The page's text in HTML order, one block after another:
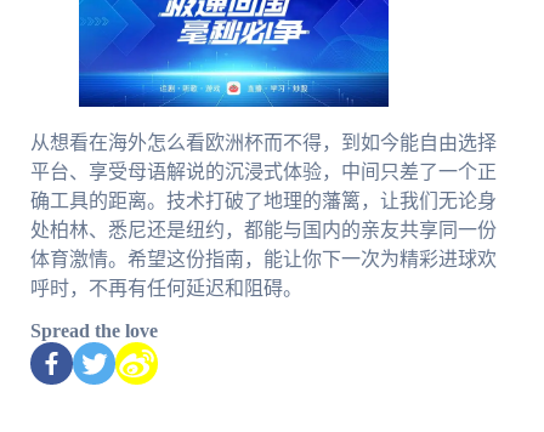
从想看在海外怎么看欧洲杯而不得，到如今能自由选择
平台、享受母语解说的沉浸式体验，中间只差了一个正
确工具的距离。技术打破了地理的藩篱，让我们无论身
处柏林、悉尼还是纽约，都能与国内的亲友共享同一份
体育激情。希望这份指南，能让你下一次为精彩进球欢
呼时，不再有任何延迟和阻碍。
Spread the love